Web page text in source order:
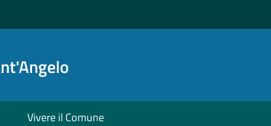
Vivere il Comune